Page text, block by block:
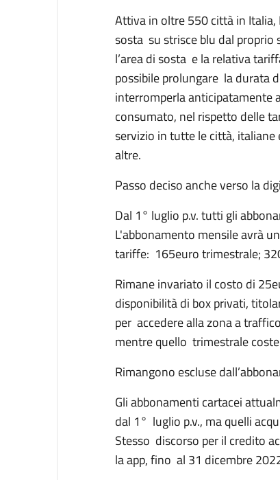
Attiva in oltre 550 città in Italia,
sosta su strisce blu dal
l’area di sosta e la relativa
possibile prolungare la durata
interromperla anticipatamente
consumato, nel rispetto delle
servizio in tutte le città,
altre.
Passo deciso anche verso la
Dal 1° luglio p.v. tutti gli
L'abbonamento mensile avrà
tariffe: 165euro trimestrale;
Rimane invariato il costo di
disponibilità di box privati,
per accedere alla zona a
mentre quello trimestrale
Rimangono escluse
Gli abbonamenti cartacei
dal 1° luglio p.v., ma quelli
Stesso discorso per il credito
la app, fino al 31 dicembre